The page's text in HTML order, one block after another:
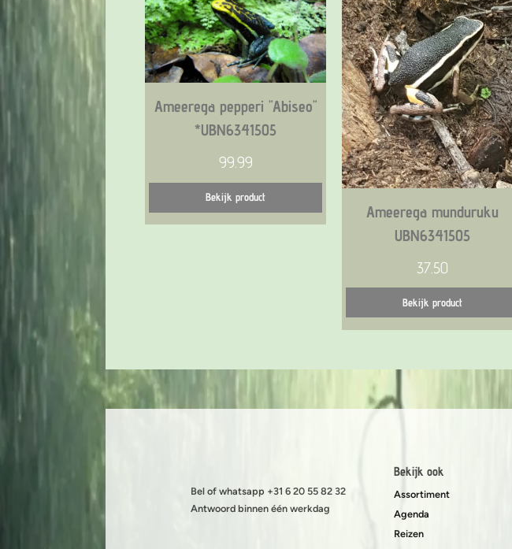
Bekijk product
Ameerega pepperi "Abiseo"
*UBN6341505
99.99
Bekijk product
Bekijk product
Ameerega munduruku
UBN6341505
37.50
Bekijk product
Bel of whatsapp +31 6 20 55 82 32
Antwoord binnen één werkdag
Bekijk ook
Assortiment
Agenda
Reizen